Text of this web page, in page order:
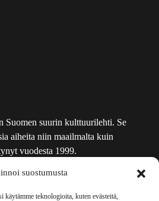
suostumusta
käytämme teknologioita, kuten evästeitä,
Suomen suurin kulttuurilehti. Se
aiheita niin maailmalta kuin
vuodesta 1999.